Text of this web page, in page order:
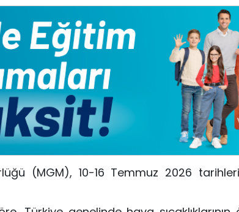
(MGM), 10-16 Temmuz 2026